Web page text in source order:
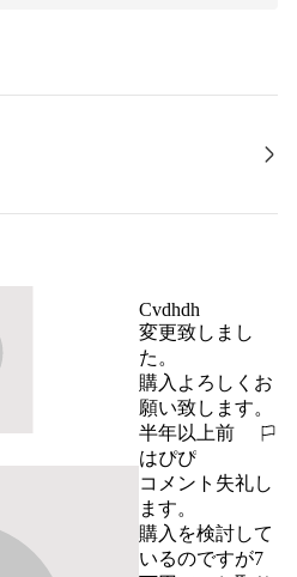
Cvdhdh
変更致しまし
た。
購入よろしくお
願い致します。
半年以上前
報告する
はぴぴ
コメント失礼し
ます。
購入を検討して
いるのですが7